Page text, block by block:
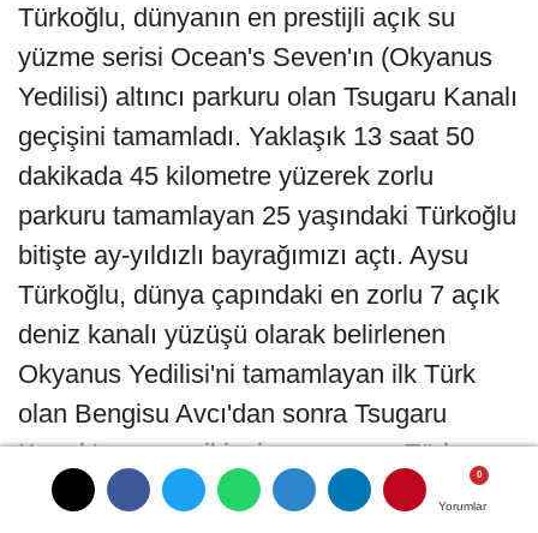
Yorumlar
Yorumlar
Yorumlar
Yorumlar
Türkoğlu, dünyanın en prestijli açık su
yüzme serisi Ocean's Seven'ın (Okyanus
Yedilisi) altıncı parkuru olan Tsugaru Kanalı
geçişini tamamladı. Yaklaşık 13 saat 50
dakikada 45 kilometre yüzerek zorlu
parkuru tamamlayan 25 yaşındaki Türkoğlu
bitişte ay-yıldızlı bayrağımızı açtı. Aysu
Türkoğlu, dünya çapındaki en zorlu 7 açık
deniz kanalı yüzüşü olarak belirlenen
Okyanus Yedilisi'ni tamamlayan ilk Türk
olan Bengisu Avcı'dan sonra Tsugaru
Kanalı'nı geçen ikinci ve en genç Türk
sporcu olarak adını bir kez daha tarihe